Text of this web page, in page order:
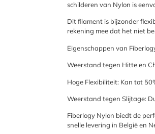
schilderen van Nylon is
Dit filament is bijzonder
rekening mee dat het niet
Eigenschappen van
Weerstand tegen Hitte en
Hoge Flexibiliteit: Kan tot
Weerstand tegen Slijtage:
Fiberlogy Nylon biedt de
snelle levering in België en